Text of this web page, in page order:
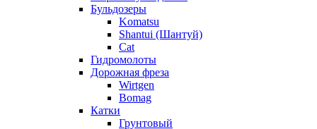
Бульдозеры
Komatsu
Shantui (Шантуй)
Cat
Гидромолоты
Дорожная фреза
Wirtgen
Bomag
Катки
Грунтовый